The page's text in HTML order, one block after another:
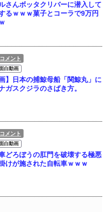
さんボッタクリバーに潜入して
るｗｗｗ菓子とコーラで9万円
コメント
白動画
画】日本の捕鯨母船「関鯨丸」に
ガスクジラのさばき方。
コメント
白動画
どろぼうの肛門を破壊する極悪
けが施された自転車ｗｗｗ